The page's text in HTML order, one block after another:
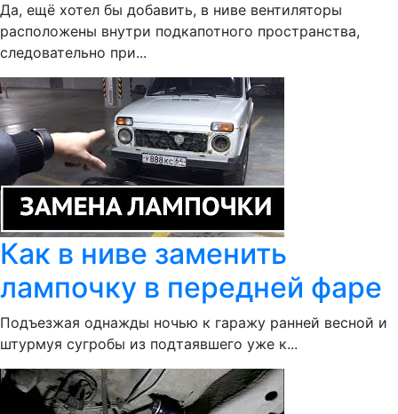
Да, ещё хотел бы добавить, в ниве вентиляторы
расположены внутри подкапотного пространства,
следовательно при...
Как в ниве заменить
лампочку в передней фаре
Подъезжая однажды ночью к гаражу ранней весной и
штурмуя сугробы из подтаявшего уже к...